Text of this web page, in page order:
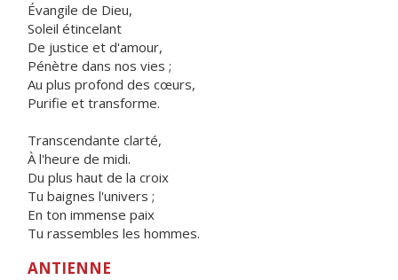
Évangile de Dieu,
Soleil étincelant
De justice et d'amour,
Pénètre dans nos vies ;
Au plus profond des cœurs,
Purifie et transforme.
Transcendante clarté,
À l'heure de midi.
Du plus haut de la croix
Tu baignes l'univers ;
En ton immense paix
Tu rassembles les hommes.
ANTIENNE